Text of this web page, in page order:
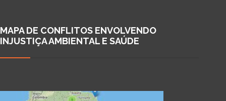
MAPA DE CONFLITOS ENVOLVENDO
INJUSTIÇA AMBIENTAL E SAÚDE